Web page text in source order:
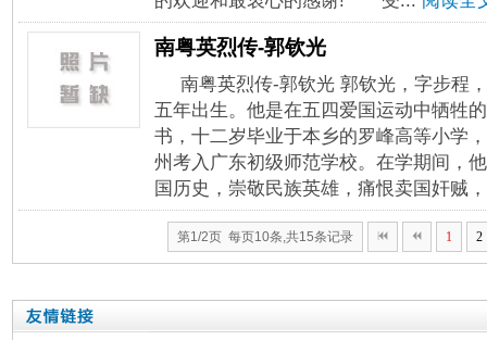
南粤英烈传-郭钦光
南粤英烈传-郭钦光 郭钦光，字步程
五年出生。他是在五四爱国运动中牺牲
书，十二岁毕业于本乡的罗峰高等小学
州考入广东初级师范学校。在学期间，
国历史，崇敬民族英雄，痛恨卖国奸贼
第1/2页 每页10条,共15条记录 1 2